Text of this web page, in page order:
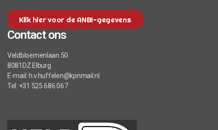
Klik hier voor de ANBI-gegevens
Contact ons
Veldbloemenlaan 50
8081DZ Elburg
E-mail: h.v.huffelen@kpnmail.nl
Tel: +31 525 686 067